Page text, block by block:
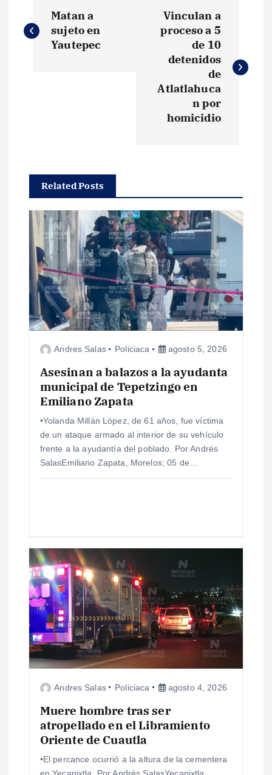
a
c
ó
n
d
e
s
Matan a
sujeto en
Yautepec
Vinculan a
proceso a 5
de 10
detenidos
de
Atlatlahuca
n por
homicidio
Related Posts
Andres Salas Policiaca agosto 5, 2026
Asesinan a balazos a la ayudanta
municipal de Tepetzingo en
Emiliano Zapata
•Yolanda Millán López, de 61 años, fue víctima
de un ataque armado al interior de su vehículo
frente a la ayudantía del poblado. Por Andrés
SalasEmiliano Zapata, Morelos; 05 de…
Andres Salas Policiaca agosto 4, 2026
Muere hombre tras ser
atropellado en el Libramiento
Oriente de Cuautla
•​El percance ocurrió a la altura de la cementera
en Yecapixtla. Por Andrés SalasYecapixtla,